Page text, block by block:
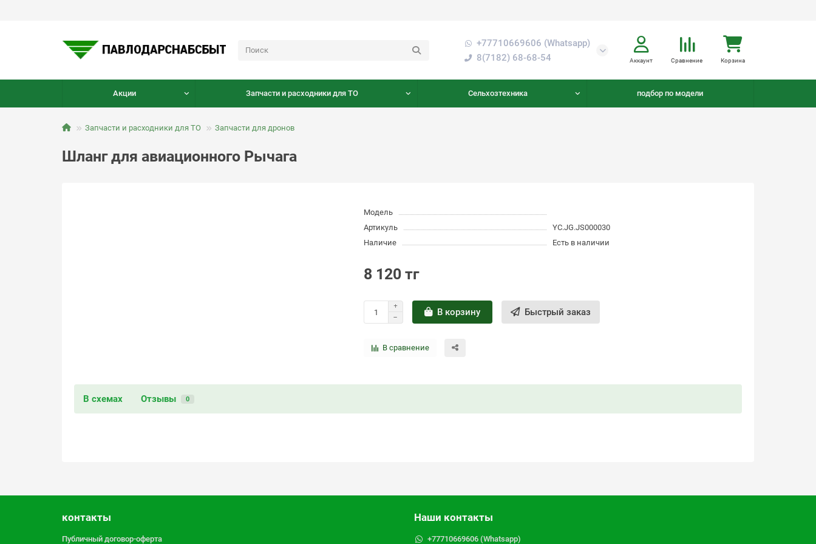
+77710669606 (Whatsapp)
8(7182) 68-68-54
Аккаунт Сравнение Корзина
Акции Запчасти и расходники для ТО Сельхозтехника подбор по модели
Запчасти и расходники для ТО Запчасти для дронов
Шланг для авиационного Рычага
Модель
Артикуль
YC.JG.JS000030
Наличие
Есть в наличии
8 120 тг
В корзину Быстрый заказ
В сравнение
В схемах Отзывы 0
контакты
Публичный договор-оферта
Наши контакты
+77710669606 (Whatsapp)